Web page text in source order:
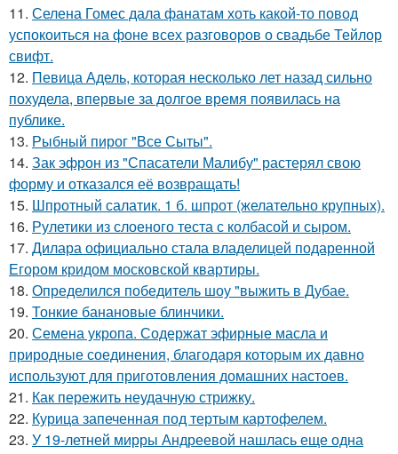
11. Селена Гомес дала фанатам хоть какой-то повод
успокоиться на фоне всех разговоров о свадьбе Тейлор
свифт.
12. Певица Адель, которая несколько лет назад сильно
похудела, впервые за долгое время появилась на
публике.
13. Рыбный пирог "Все Сыты".
14. Зак эфрон из "Спасатели Малибу" растерял свою
форму и отказался её возвращать!
15. Шпротный салатик. 1 б. шпрот (желательно крупных).
16. Рулетики из слоеного теста с колбасой и сыром.
17. Дилара официально стала владелицей подаренной
Егором кридом московской квартиры.
18. Определился победитель шоу "выжить в Дубае.
19. Тонкие банановые блинчики.
20. Семена укропа. Содержат эфирные масла и
природные соединения, благодаря которым их давно
используют для приготовления домашних настоев.
21. Как пережить неудачную стрижку.
22. Курица запеченная под тертым картофелем.
23. У 19-летней мирры Андреевой нашлась еще одна